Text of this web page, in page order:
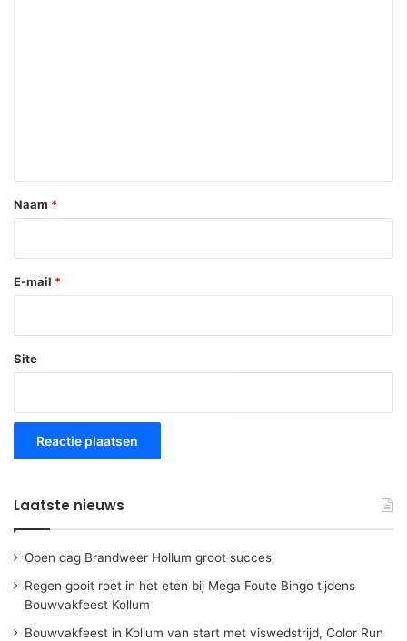
*
Naam *
E-mail *
Site
Laatste nieuws
Open dag Brandweer Hollum groot succes
Regen gooit roet in het eten bij Mega Foute Bingo tijdens
Bouwvakfeest Kollum
Bouwvakfeest in Kollum van start met viswedstrijd, Color Run